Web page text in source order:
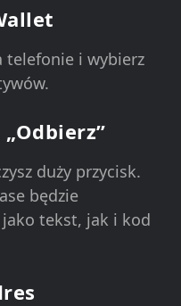
telefonie i wybierz
duży przycisk.
będzie
tekst, jak i kod